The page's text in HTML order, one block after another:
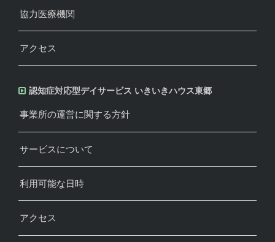
協力医療機関
アクセス
認知症対応型デイサービス いきいきハウス東郷
事業所の運営に関する方針
サービスについて
利用可能な日時
アクセス